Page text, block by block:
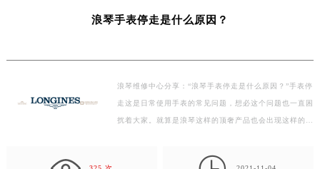
浪琴手表停走是什么原因？
浪琴维修中心分享：“浪琴手表停走是什么原因？”手表停
走这是日常使用手表的常见问题，想必这个问题也一直困
扰着大家。就算是浪琴这样的顶奢产品也会出现这样的问